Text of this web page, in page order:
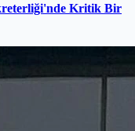
Kritik Bir